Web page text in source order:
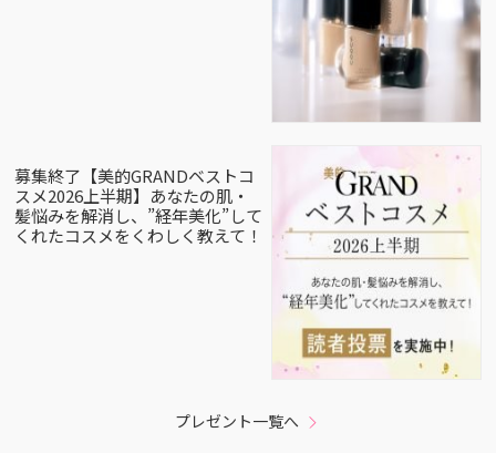
募集終了【美的GRANDベストコ
スメ2026上半期】あなたの肌・
髪悩みを解消し、”経年美化”して
くれたコスメをくわしく教えて！
プレゼント一覧へ